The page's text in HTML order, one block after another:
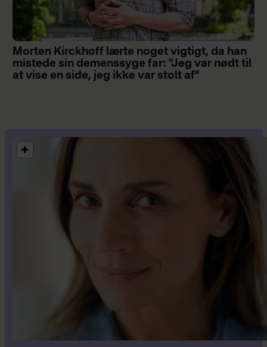
Morten Kirckhoff lærte noget vigtigt, da han
mistede sin demenssyge far: "Jeg var nødt til
at vise en side, jeg ikke var stolt af"